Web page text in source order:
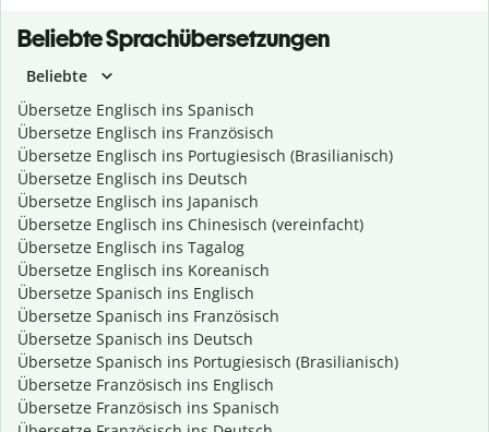
Beliebte Sprachübersetzungen
Beliebte
Übersetze Englisch ins Spanisch
Übersetze Englisch ins Französisch
Übersetze Englisch ins Portugiesisch (Brasilianisch)
Übersetze Englisch ins Deutsch
Übersetze Englisch ins Japanisch
Übersetze Englisch ins Chinesisch (vereinfacht)
Übersetze Englisch ins Tagalog
Übersetze Englisch ins Koreanisch
Übersetze Spanisch ins Englisch
Übersetze Spanisch ins Französisch
Übersetze Spanisch ins Deutsch
Übersetze Spanisch ins Portugiesisch (Brasilianisch)
Übersetze Französisch ins Englisch
Übersetze Französisch ins Spanisch